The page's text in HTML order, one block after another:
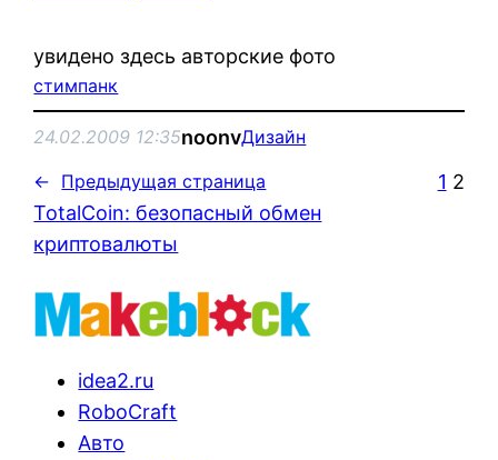
увидено здесь авторские фото
стимпанк
24.02.2009 12:35noonvДизайн
← Предыдущая страница 1 2
TotalCoin: безопасный обмен
криптовалюты
idea2.ru
RoboCraft
Авто